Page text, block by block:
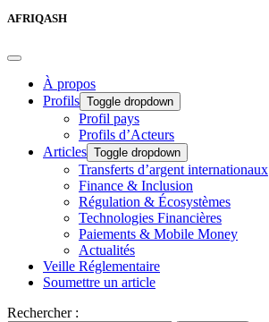
AFRIQASH
À propos
Profils Toggle dropdown
Profil pays
Profils d’Acteurs
Articles Toggle dropdown
Transferts d’argent internationaux
Finance & Inclusion
Régulation & Écosystèmes
Technologies Financières
Paiements & Mobile Money
Actualités
Veille Réglementaire
Soumettre un article
Rechercher :